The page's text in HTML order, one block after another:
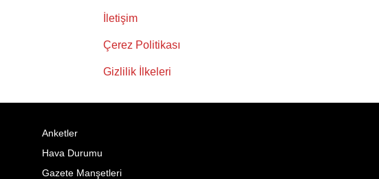
İletişim
Çerez Politikası
Gizlilik İlkeleri
Anketler
Hava Durumu
Gazete Manşetleri